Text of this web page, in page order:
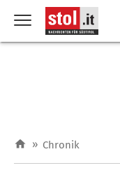
» Chronik